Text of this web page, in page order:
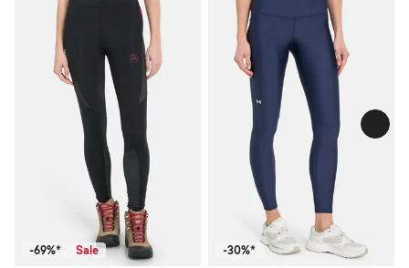
-69%* Sale -30%*